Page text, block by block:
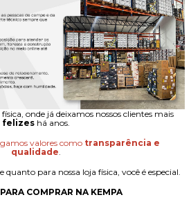
onde já deixamos nossos clientes mais
felizeshá anos.
valores como transparência e
qualidade
para nossa loja física, você é especial.
COMPRAR NA KEMPA